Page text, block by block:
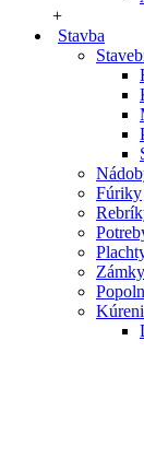
+
Stavba
Fúriky